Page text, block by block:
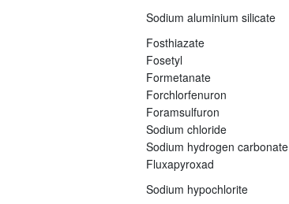
Sodium aluminium silicate
Fosthiazate
Fosetyl
Formetanate
Forchlorfenuron
Foramsulfuron
Sodium chloride
Sodium hydrogen carbonate
Fluxapyroxad
Sodium hypochlorite